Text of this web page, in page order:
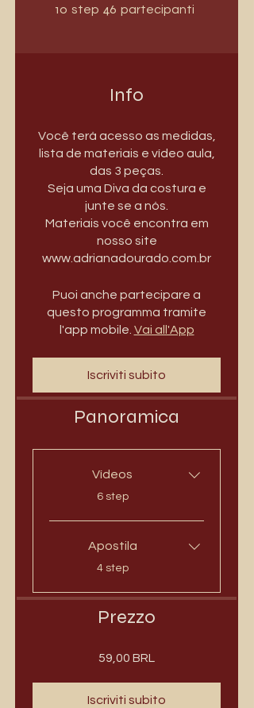
10 step 10 step
46 partecipanti
Info
Você terá acesso as medidas,
lista de materiais e vídeo aula,
das 3 peças.
Seja uma Diva da costura e
junte se a nós.
Materiais você encontra em
nosso site
www.adrianadourado.com.br
Puoi anche partecipare a
questo programma tramite
l'app mobile. Vai all'App
Iscriviti subito
Panoramica
Vídeos
.
6 step
Apostila
.
4 step
Prezzo
59,00 BRL
Iscriviti subito